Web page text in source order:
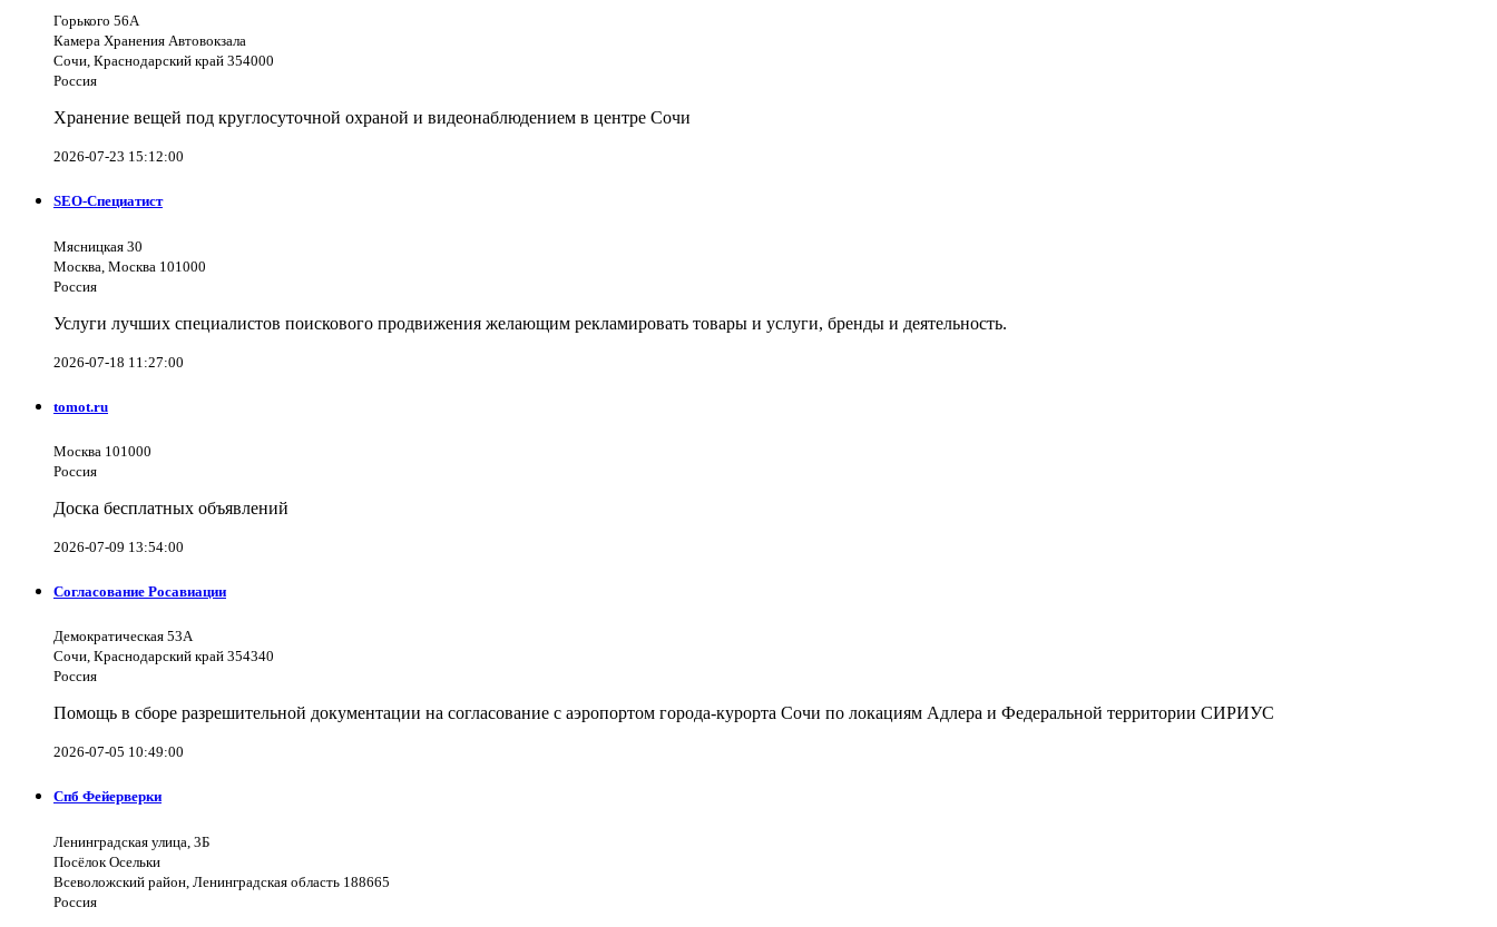
Горького 56А
Камера Хранения Автовокзала
Сочи, Краснодарский край 354000
Россия
Хранение вещей под круглосуточной охраной и видеонаблюдением в центре Сочи
2026-07-23 15:12:00
SEO-Специатист
Мясницкая 30
Москва, Москва 101000
Россия
Услуги лучших специалистов поискового продвижения желающим рекламировать товары и услуги, бренды и деятельность.
2026-07-18 11:27:00
tomot.ru
Москва 101000
Россия
Доска бесплатных объявлений
2026-07-09 13:54:00
Согласование Росавиации
Демократическая 53А
Сочи, Краснодарский край 354340
Россия
Помощь в сборе разрешительной документации на согласование с аэропортом города-курорта Сочи по локациям Адлера и Федеральной территории СИРИУС
2026-07-05 10:49:00
Спб Фейерверки
Ленинградская улица, 3Б
Посёлок Осельки
Всеволожский район, Ленинградская область 188665
Россия